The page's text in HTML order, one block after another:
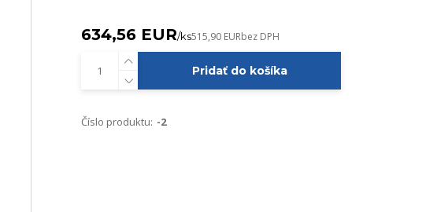
634,56 EUR/ks515,90 EURbez DPH
Pridať do košíka
Číslo produktu: -2